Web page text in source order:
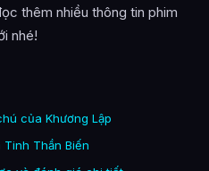
thêm nhiều thông tin phim
nhé!
của Khương Lập
Thần Biến